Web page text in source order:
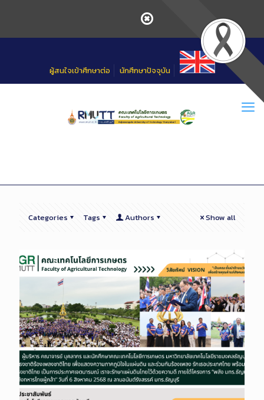
ผู้สนใจเข้าศึกษาต่อ นักศึกษาปัจจุบัน
Categories Tags Authors Show all